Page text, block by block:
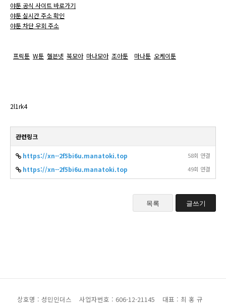
야툰 공식 사이트 바로가기
야툰 실시간 주소 확인
야툰 차단 우회 주소
프릭툰 W툰 헬븐넷 북모아 마나모아 조아툰 마나툰 오케이툰
2l1rk4
관련링크
https://xn--2f5bi6u.manatoki.top 58회 연결
https://xn--2f5bi6u.manatoki.top 49회 연결
목록 글쓰기
상호명 : 성민인더스 사업자번호 : 606-12-21145 대표 : 최 홍 규